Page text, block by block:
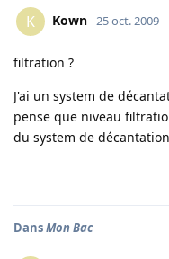
K Kown 25 oct. 2009
filtration ?
J'ai un system de
pense que niveau
du system de
DansMon Bac